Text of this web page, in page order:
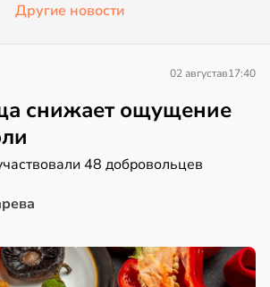
Другие новости
02 августав17:40
снижает ощущение
48 добровольцев